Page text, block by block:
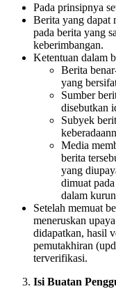
siber
Indonesia
merupakan
kemerdekaan
kemerdekaan
kemerdekaan
Pada prinsipnya
Berita yang dapat
pada berita yang
keberimbangan.
Ketentuan dalam
Berita
yang
Sumber
disebutkan
Subyek
Media
berita
yang
dimuat
dalam
Setelah memuat
meneruskan
didapatkan, hasil
pemutakhiran
terverifikasi.
Isi Buatan